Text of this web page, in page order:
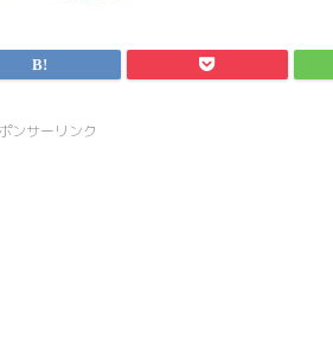
ンサーリンク